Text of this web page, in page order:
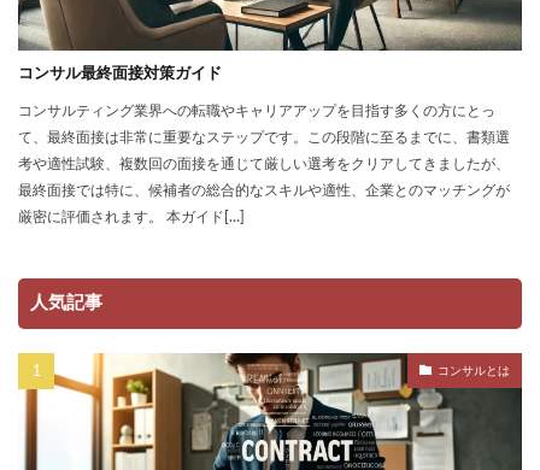
コンサル最終面接対策ガイド
コンサルティング業界への転職やキャリアアップを目指す多くの方にとっ
て、最終面接は非常に重要なステップです。この段階に至るまでに、書類選
考や適性試験、複数回の面接を通じて厳しい選考をクリアしてきましたが、
最終面接では特に、候補者の総合的なスキルや適性、企業とのマッチングが
厳密に評価されます。 本ガイド[…]
人気記事
コンサルとは